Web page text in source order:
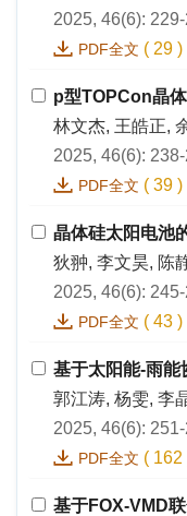
2025, 46(6):
PDF全文 ( 29 )
p型TOPCon晶
林文杰, 王皓正,
2025, 46(6):
PDF全文 ( 39 )
晶体硅太阳电池
狄翀, 李文昊, 陈
2025, 46(6):
PDF全文 ( 43 )
基于太阳能-雨能
郭江涛, 杨雯, 李
2025, 46(6):
PDF全文 ( 162
基于FOX-VMD